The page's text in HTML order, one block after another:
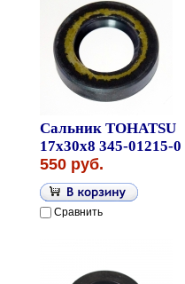
Сальник TOHATSU
17x30x8 345-01215-0
550 руб.
Сравнить